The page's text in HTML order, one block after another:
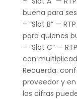
buena para
– “Slot B” —
para quienes
– “Slot C” —
con
Recuerda:
proveedor y
las cifras